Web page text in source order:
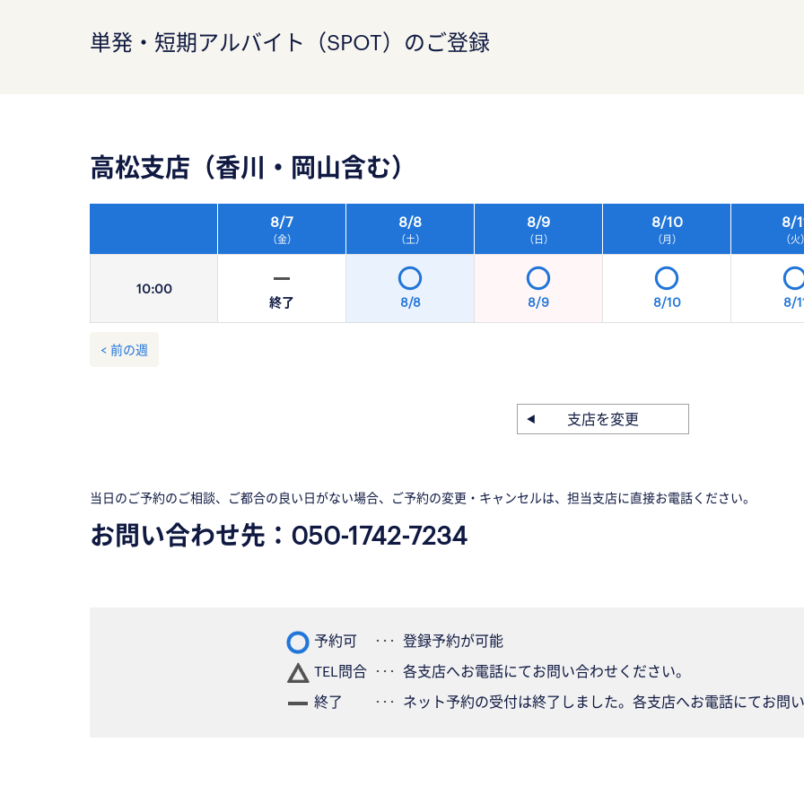
単発・短期アルバイト（SPOT）のご登録
高松支店（香川・岡山含む）
10:00
8/7
（金）
8/8
（土）
8/9
（日）
8/10
（月）
8/
（火）
終了 8/8 8/9 8/10 8/
< 前の週
支店を変更
当日のご予約のご相談、ご都合の良い日がない場合、ご予約の変更・キャンセルは、担当支店に直接お電話ください。
お問い合わせ先： 050-1742-7234
予約可
登録予約が可能
TEL問合
各支店へお電話にてお問い合わせください。
終了
ネット予約の受付は終了しました。各支店へお電話にてお問い